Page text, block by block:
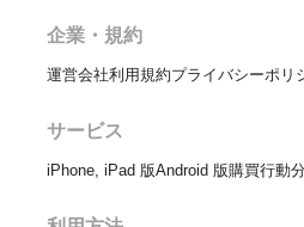
企業・規約
運営会社利用規約プライバシーポリ
サービス
iPhone, iPad 版Android 版購買行動